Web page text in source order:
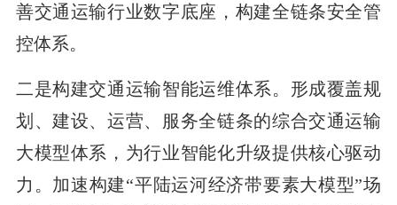
善交通运输行业数字底座，构建全链条安全管
控体系。
二是构建交通运输智能运维体系。形成覆盖规
划、建设、运营、服务全链条的综合交通运输
大模型体系，为行业智能化升级提供核心驱动
力。加速构建“平陆运河经济带要素大模型”场